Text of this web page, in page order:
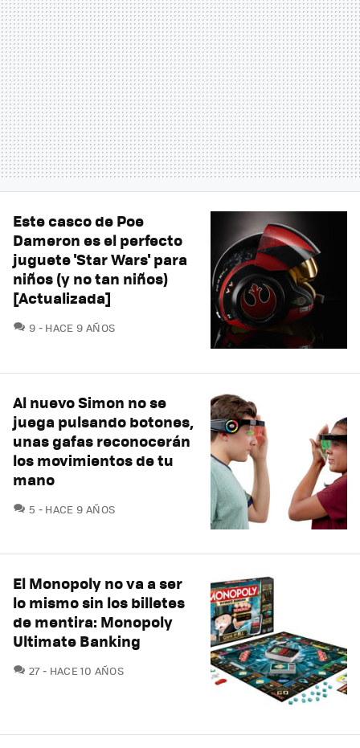
Este casco de Poe
Dameron es el perfecto
juguete 'Star Wars' para
niños (y no tan niños)
[Actualizada]
9 COMENTARIOS
HACE 9 AÑOS
Al nuevo Simon no se
juega pulsando botones,
unas gafas reconocerán
los movimientos de tu
mano
5 COMENTARIOS
HACE 9 AÑOS
El Monopoly no va a ser
lo mismo sin los billetes
de mentira: Monopoly
Ultimate Banking
27COMENTARIOS
HACE 10 AÑOS